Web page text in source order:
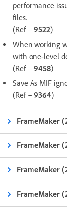
performance
files.
(Ref – 9522)
When working
with one-level
(Ref – 9458)
Save As MIF
(Ref – 9364)
FrameMaker
FrameMaker
FrameMaker
FrameMaker